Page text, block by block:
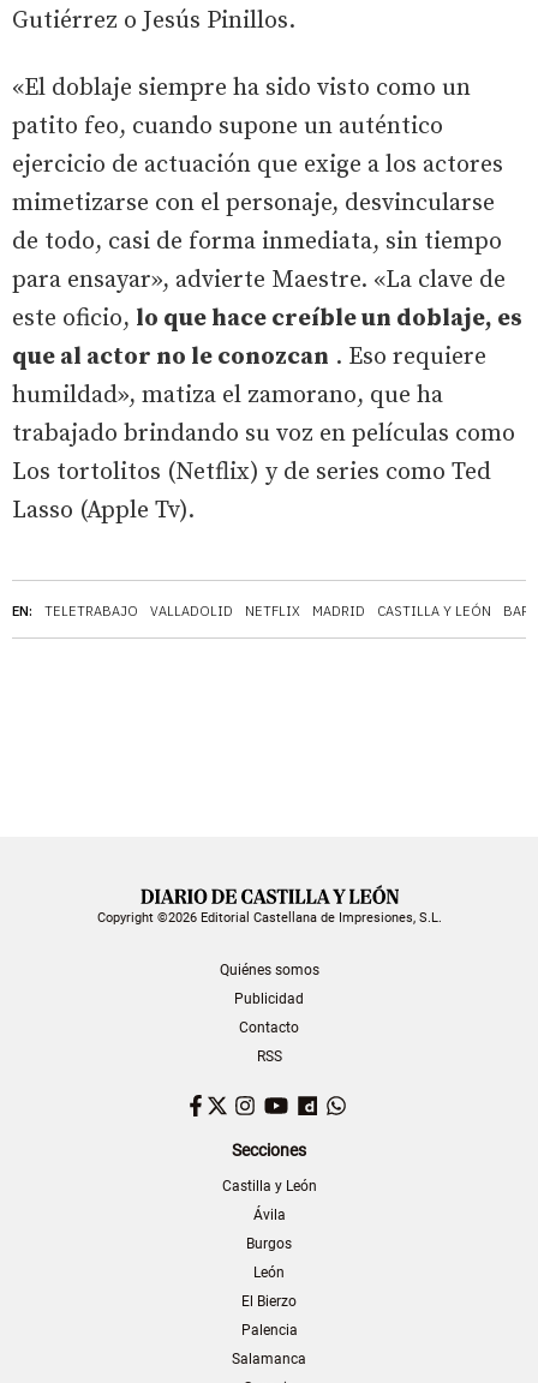
EN: TELETRABAJO VALLADOLID NETFLIX MADRID CASTILLA Y LEÓN
Gutiérrez o Jesús Pinillos.
«El doblaje siempre ha sido visto como un
patito feo, cuando supone un auténtico
ejercicio de actuación que exige a los actores
mimetizarse con el personaje, desvincularse
de todo, casi de forma inmediata, sin tiempo
para ensayar», advierte Maestre. «La clave de
este oficio, lo que hace creíble un doblaje, es
que al actor no le conozcan . Eso requiere
humildad», matiza el zamorano, que ha
trabajado brindando su voz en películas como
Los tortolitos (Netflix) y de series como Ted
Lasso (Apple Tv).
Copyright ©2026 Editorial Castellana de Impresiones, S.L.
Quiénes somos
Publicidad
Contacto
RSS
Facebook
TwitterInstagram
YouTubeDailymotion
Secciones
Castilla y León
Ávila
Burgos
León
El Bierzo
Palencia
Salamanca